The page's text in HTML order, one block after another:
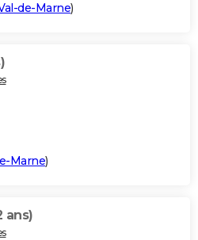
de-Marne)
Marne)
ans)